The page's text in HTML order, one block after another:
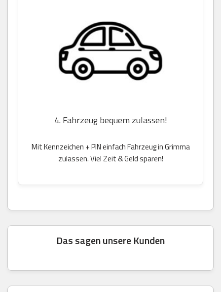
4. Fahrzeug bequem zulassen!
Mit Kennzeichen + PIN einfach Fahrzeug in Grimma
zulassen. Viel Zeit & Geld sparen!
Das sagen unsere Kunden